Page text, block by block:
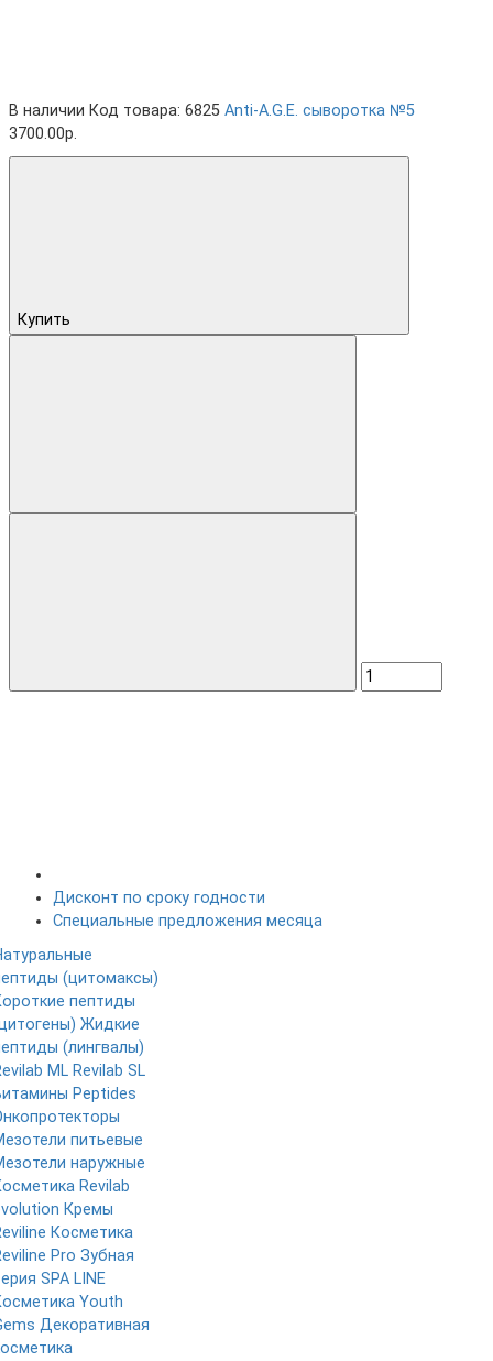
В наличии Код товара: 6825 Anti-A.G.E. cыворотка №5
3700.00р.
Купить
Дисконт по сроку годности
Специальные предложения месяца
(цитомаксы)
пептиды
Жидкие
(лингвалы)
ML Revilab SL
Peptides
питьевые
наружные
Revilab
Кремы
Косметика
Pro Зубная
SPA LINE
Youth
Декоративная